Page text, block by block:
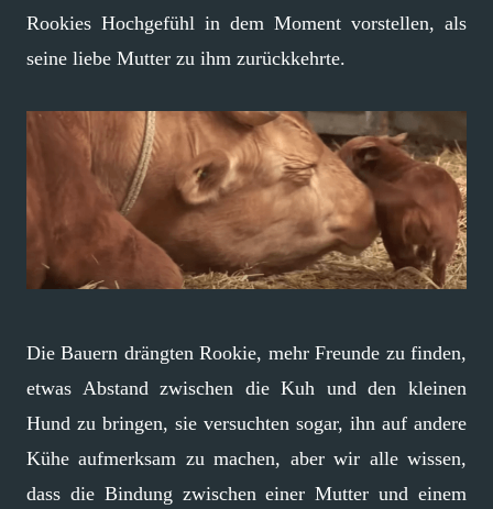
Rookies Hochgefühl in dem Moment vorstellen, als
seine liebe Mutter zu ihm zurückkehrte.
Die Bauern drängten Rookie, mehr Freunde zu finden,
etwas Abstand zwischen die Kuh und den kleinen
Hund zu bringen, sie versuchten sogar, ihn auf andere
Kühe aufmerksam zu machen, aber wir alle wissen,
dass die Bindung zwischen einer Mutter und einem